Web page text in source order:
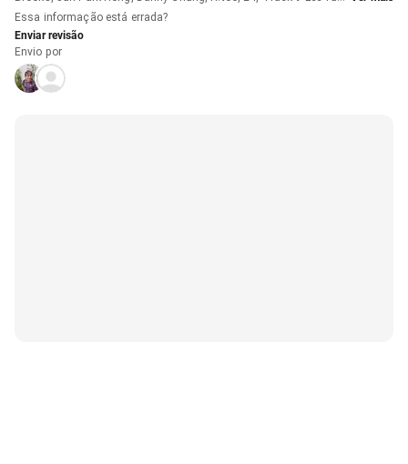
Han, Track 9 Nam Hee Dong e Track 9 Kwak Joong Gyu
Essa informação está errada?
Enviar revisão
Envio por